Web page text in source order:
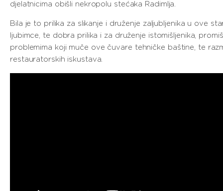
djelatnicima obišli nekropolu stećaka Radimlja.
Bila je to prilika za slikanje i druženje zaljubljenika u ove
ljubimce, te dobra prilika i za druženje istomišljenika,
problemima koji muče ove čuvare tehničke baštine, te
restauratorskih iskustava.